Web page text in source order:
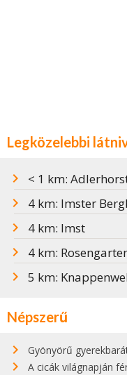
Legközelebbi
< 1 km:
4 km: Imster
4 km: Imst
4 km:
5 km: Knappenwelt
Népszerű
Gyönyörű gyerekbarát
A cicák világnapján